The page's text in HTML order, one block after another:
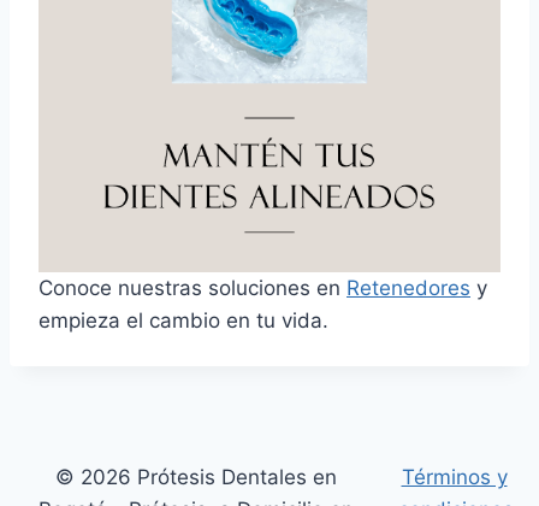
Conoce nuestras soluciones en Retenedores y
empieza el cambio en tu vida.
© 2026 Prótesis Dentales en
Términos y